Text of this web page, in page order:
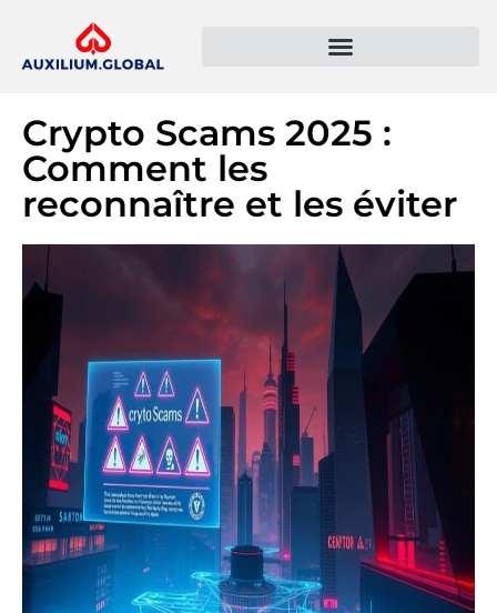
Crypto Scams 2025 :
Comment les
reconnaître et les éviter